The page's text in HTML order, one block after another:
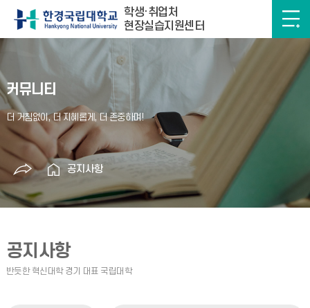
학생·취업처
현장실습지원센터
커뮤니티
공지사항
공지사항